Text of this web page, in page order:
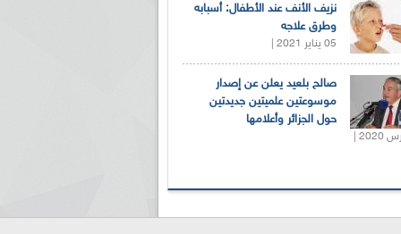
نزيف الأنف عند الأطفال: أسبابه
وطرق علاجه
05 يناير 2021 |
صالح بلعيد يعلن عن إصدار
موسوعتين علميتين جديدتين
حول الجزائر وأعلامها